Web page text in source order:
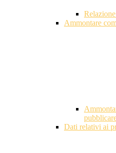
Ammontare
Dati relativi ai